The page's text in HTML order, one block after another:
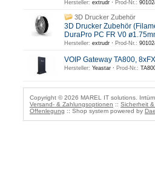
Hersteller: extrudr · Prod-Nr.:
3D Drucker Zubehör
3D Drucker Zubehör
DuraPro PC FR V0
Hersteller: extrudr · Prod-Nr.:
VOIP Gateway TA800,
Hersteller: Yeastar · Prod-Nr.:
Copyright © 2026 MAREL IT solutions.
Versand- & Zahlungsoptionen :: Sicherheit
Offenlegung :: Shop system powered by